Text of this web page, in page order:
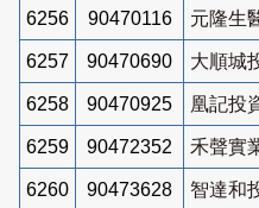
6256 90470116 元隆生
6257 90470690 大順城
6258 90470925 凰記投
6259 90472352 禾聲實
6260 90473628 智達和